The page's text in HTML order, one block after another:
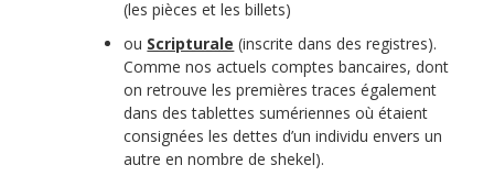
(les pièces et les billets)
ou Scripturale (inscrite dans des registres).
Comme nos actuels comptes bancaires, dont
on retrouve les premières traces également
dans des tablettes sumériennes où étaient
consignées les dettes d’un individu envers un
autre en nombre de shekel).